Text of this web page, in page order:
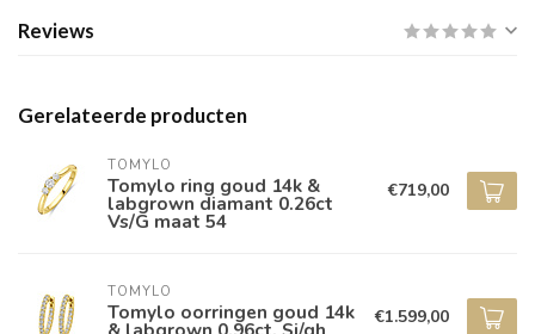
Reviews
Gerelateerde producten
TOMYLO
Tomylo ring goud 14k &
labgrown diamant 0.26ct
Vs/G maat 54
€719,00
TOMYLO
Tomylo oorringen goud 14k €1.599,00